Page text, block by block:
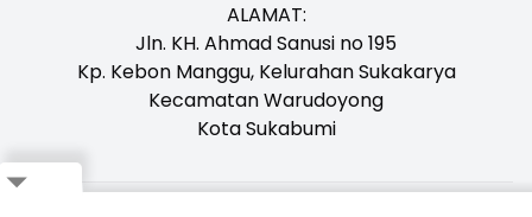
ALAMAT:
Jln. KH. Ahmad Sanusi no 195
Kp. Kebon Manggu, Kelurahan Sukakarya
Kecamatan Warudoyong
Kota Sukabumi